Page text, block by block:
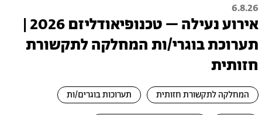
6.8.26
אירוע נעילה – טכנופיאודליזם 2026 |
תערוכת בוגרי/ות המחלקה לתקשורת
חזותית
המחלקה לתקשורת חזותית תערוכות בוגרים/ות